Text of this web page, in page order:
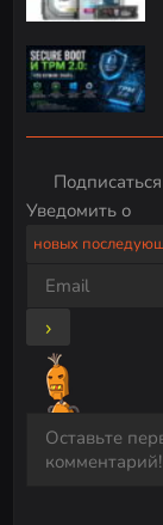
Подписаться
Уведомить о